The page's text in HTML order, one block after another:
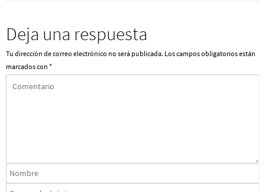
Deja una respuesta
Tu dirección de correo electrónico no será publicada. Los campos obligatorios están
marcados con *